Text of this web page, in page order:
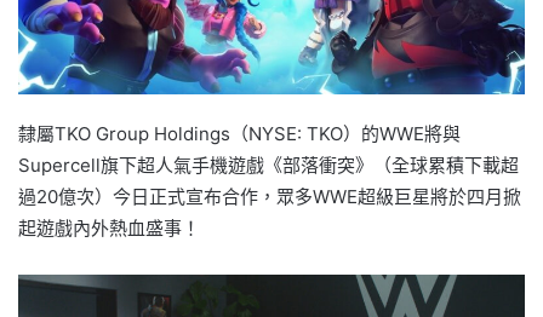
隸屬TKO Group Holdings（NYSE: TKO）的WWE將與
Supercell旗下超人氣手機遊戲《部落衝突》（全球累積下載超
過20億次）今日正式宣布合作，眾多WWE超級巨星將於四月掀
起遊戲內外熱血盛事！